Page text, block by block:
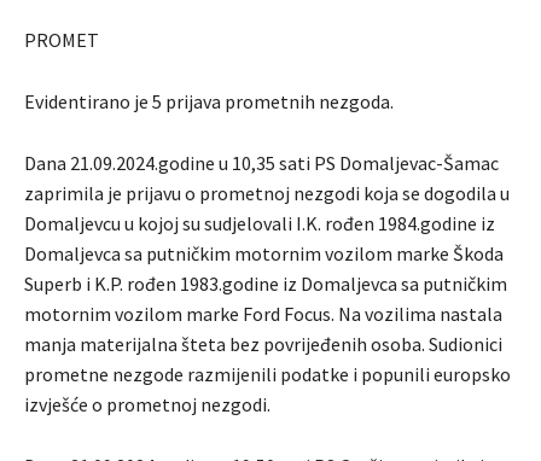
PROMET
Evidentirano je 5 prijava prometnih nezgoda.
Dana 21.09.2024.godine u 10,35 sati PS Domaljevac-Šamac
zaprimila je prijavu o prometnoj nezgodi koja se dogodila u
Domaljevcu u kojoj su sudjelovali I.K. rođen 1984.godine iz
Domaljevca sa putničkim motornim vozilom marke Škoda
Superb i K.P. rođen 1983.godine iz Domaljevca sa putničkim
motornim vozilom marke Ford Focus. Na vozilima nastala
manja materijalna šteta bez povrijeđenih osoba. Sudionici
prometne nezgode razmijenili podatke i popunili europsko
izvješće o prometnoj nezgodi.